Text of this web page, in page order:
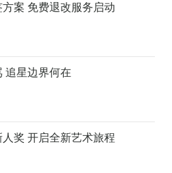
案 免费退改服务启动
追星边界何在
奖 开启全新艺术旅程